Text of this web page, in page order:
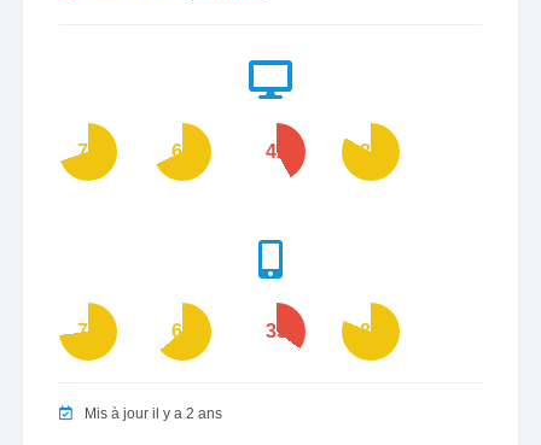
70 68 42 83
73 64 35 81
Mis à jour il y a 2 ans